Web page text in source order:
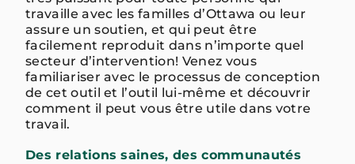
travaille avec les familles d’Ottawa ou leur
assure un soutien, et qui peut être
facilement reproduit dans n’importe quel
secteur d’intervention! Venez vous
familiariser avec le processus de conception
de cet outil et l’outil lui-même et découvrir
comment il peut vous être utile dans votre
travail.
Des relations saines, des communautés